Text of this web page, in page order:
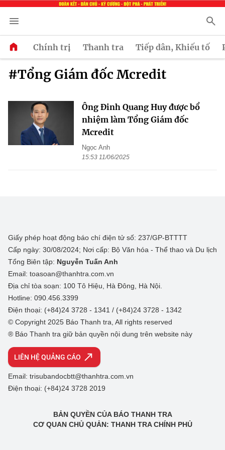
Chính trị Thanh tra Tiếp dân, Khiếu tố
#Tổng Giám đốc Mcredit
Ông Đinh Quang Huy được bổ
nhiệm làm Tổng Giám đốc
Mcredit
Ngọc Anh
15:53 11/06/2025
Giấy phép hoạt động báo chí điện tử số: 237/GP-BTTTT
Cấp ngày: 30/08/2024; Nơi cấp: Bộ Văn hóa - Thể thao và Du lịch
Tổng Biên tập: Nguyễn Tuấn Anh
Email: toasoan@thanhtra.com.vn
Địa chỉ tòa soạn: 100 Tô Hiệu, Hà Đông, Hà Nội.
Hotline: 090.456.3399
Điện thoại: (+84)24 3728 - 1341 / (+84)24 3728 - 1342
© Copyright 2025 Báo Thanh tra, All rights reserved
® Báo Thanh tra giữ bản quyền nội dung trên website này
LIÊN HỆ QUẢNG CÁO
Email: trisubandocbtt@thanhtra.com.vn
Điện thoại: (+84)24 3728 2019
BẢN QUYỀN CỦA BÁO THANH TRA
CƠ QUAN CHỦ QUẢN: THANH TRA CHÍNH PHỦ